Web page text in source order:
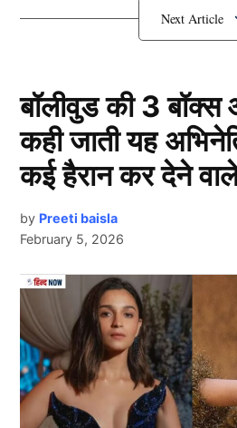
कौन है Laila Faisal?
Laila Faisal
लैला फैसल (Laila Faisal) मूल रूप से
और एक प्रतिष्ठित कश्मीरी मुस्लिम
शुरुआती पढ़ाई दिल्ली पब्लिक स्कूल,
बाद उन्होंने लंदन की मशहूर किंग्स
बॉलीवुड की 3
कही जाती यह
कई हैरान कर देने
by Preeti baisla
February 5, 2026